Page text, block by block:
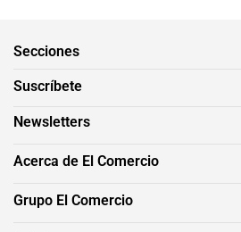
Secciones
Suscríbete
Newsletters
Acerca de El Comercio
Grupo El Comercio